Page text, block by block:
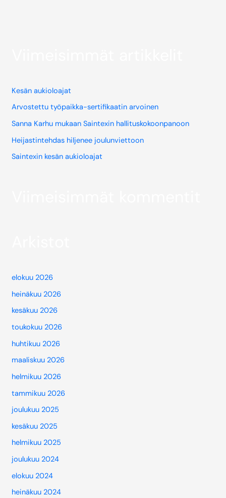
Kesän aukioloajat
Arvostettu työpaikka-sertifikaatin arvoinen
Sanna Karhu mukaan Saintexin hallituskokoonpanoon
Heijastintehdas hiljenee joulunviettoon
Saintexin kesän aukioloajat
elokuu 2026
heinäkuu 2026
kesäkuu 2026
toukokuu 2026
huhtikuu 2026
maaliskuu 2026
helmikuu 2026
tammikuu 2026
joulukuu 2025
kesäkuu 2025
helmikuu 2025
joulukuu 2024
elokuu 2024
heinäkuu 2024